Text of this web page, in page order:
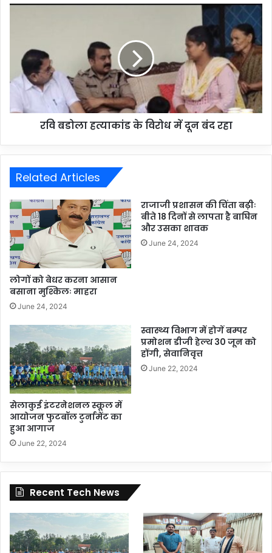
रवि बडोला हत्याकांड के विरोध में दून बंद रहा
Related Articles
लोगों को बेधर करना आसान
बसाना मुश्किलः माहरा
June 24, 2024
राजाजी प्रशासन की चिंता बढ़ीः
बीते 18 दिनों से लापता है बाघिन
और उसका शावक
June 24, 2024
सेलाकुई इंटरनेशनल स्कूल में
आयोजन फुटबॉल टुर्नामेंट का
हुआ आगाज
June 22, 2024
स्वास्थ्य विभाग में होगें बम्पर
प्रमोशन डीजी हेल्थ 30 जून को
होंगी, सेवानिवृत्त
June 22, 2024
Recent Tech News